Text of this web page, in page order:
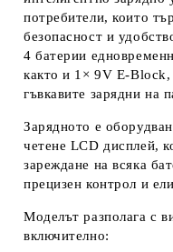
потребители, които
безопасност и
4 батерии
както и 1× 9V E‑Block
гъвкавите зарядни на
Зарядното е
четене LCD дисплей,
зареждане на всяка
прецизен контрол и
Моделът разполага с
включително: